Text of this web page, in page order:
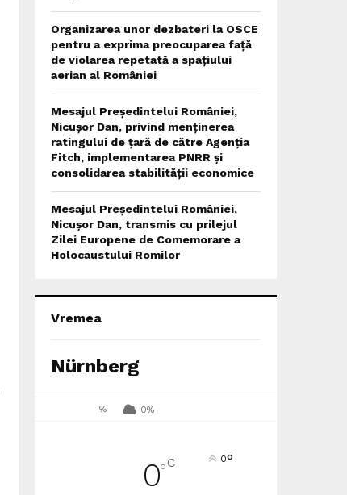
Organizarea unor dezbateri la OSCE
pentru a exprima preocuparea față
de violarea repetată a spațiului
aerian al României
Mesajul Președintelui României,
Nicușor Dan, privind menținerea
ratingului de țară de către Agenția
Fitch, implementarea PNRR și
consolidarea stabilității economice
Mesajul Președintelui României,
Nicușor Dan, transmis cu prilejul
Zilei Europene de Comemorare a
Holocaustului Romilor
Vremea
Nürnberg
% 0%
0°C 0°